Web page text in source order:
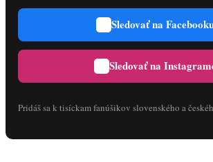
Sledovať na
Sledovať na
Pridáš sa k tisíckam fanúšikov slovenského a